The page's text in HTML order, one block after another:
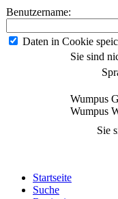
Benutzername:
Daten in Cookie
Sie sind
Wumpus
Wumpus
Sie
Startseite
Suche